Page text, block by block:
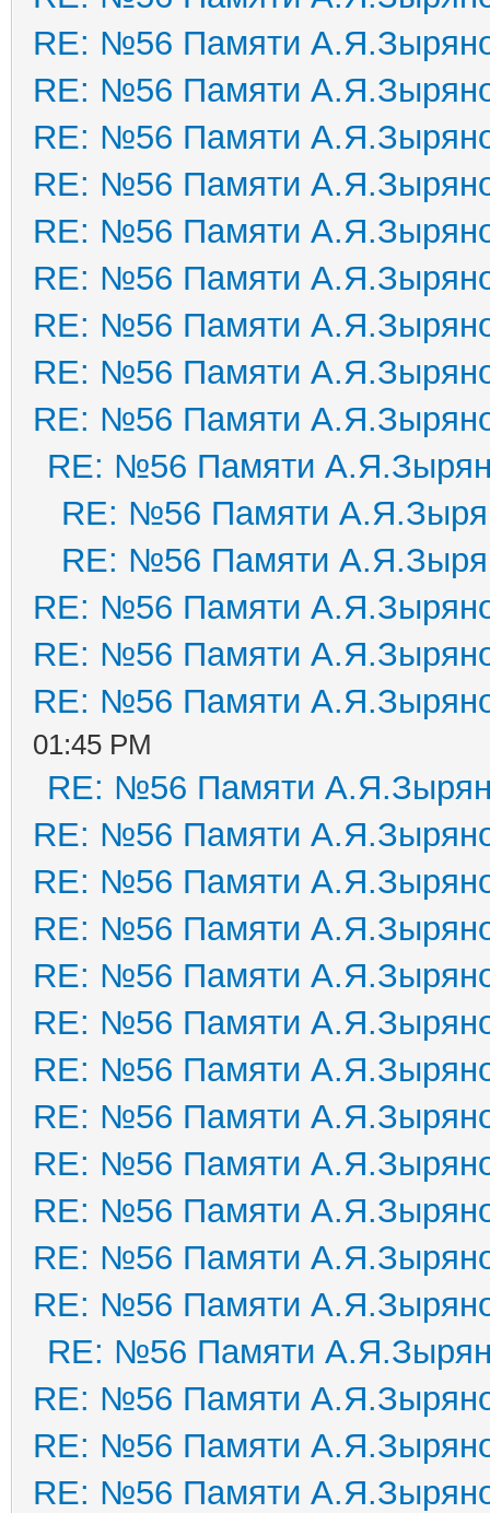
RE: №56 Памяти
RE: №56 Памяти
RE: №56 Памяти
RE: №56 Памяти
RE: №56 Памяти
RE: №56 Памяти
RE: №56 Памяти
RE: №56 Памяти
RE: №56 Памяти
RE: №56 Памяти
RE: №56 Памяти
RE: №56 Памяти
RE: №56 Памяти
RE: №56 Памяти
RE: №56 Памяти
01:45 PM
RE: №56 Памяти
RE: №56 Памяти
RE: №56 Памяти
RE: №56 Памяти
RE: №56 Памяти
RE: №56 Памяти
RE: №56 Памяти
RE: №56 Памяти
RE: №56 Памяти
RE: №56 Памяти
RE: №56 Памяти
RE: №56 Памяти
RE: №56 Памяти
RE: №56 Памяти
RE: №56 Памяти
RE: №56 Памяти